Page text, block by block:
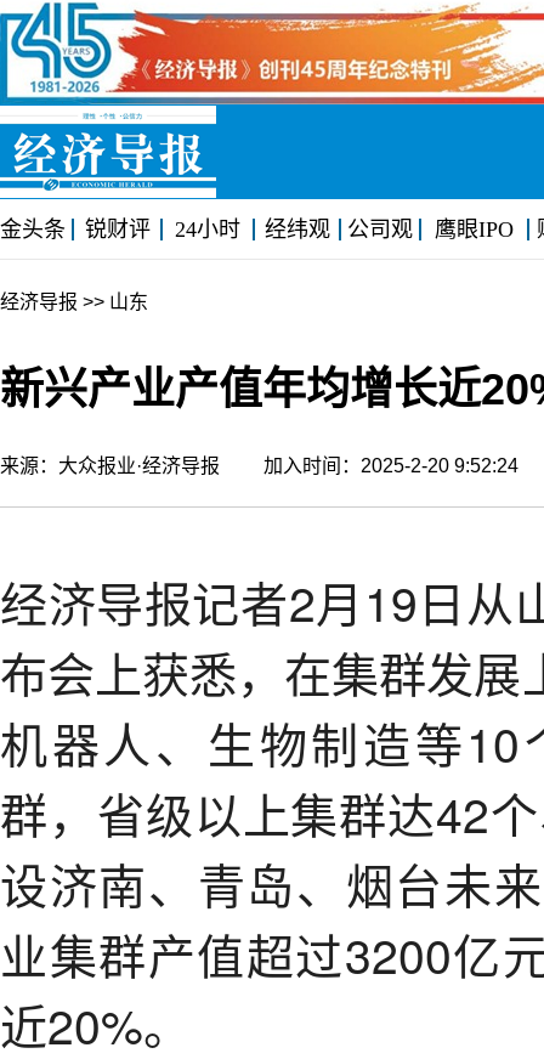
金头条 锐财评 24小时 经纬观 公司观 鹰眼IPO
经济导报 >> 山东
新兴产业产值年均增长近
来源：大众报业·经济导报 加入时间：2025-2-20
经济导报记者2月19日从
布会上获悉，在集群发
机器人、生物制造等
群，省级以上集群达42
设济南、青岛、烟台未
业集群产值超过3200亿
近20%。